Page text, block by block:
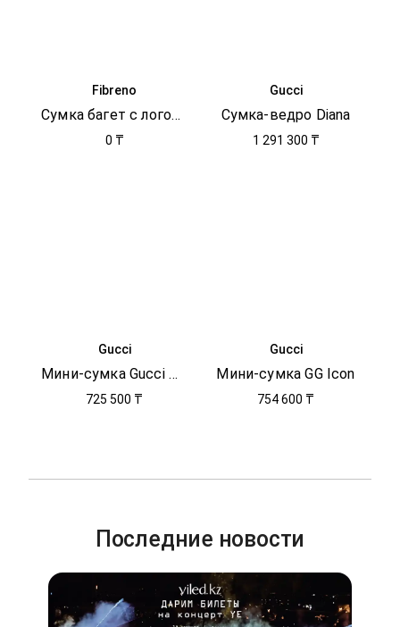
Fibreno
Сумка багет с логотипом
0 ₸
Gucci
Сумка-ведро Diana
1 291 300 ₸
Gucci
Мини-сумка Gucci Horsebit 1955
725 500 ₸
Gucci
Мини-сумка GG Icon
754 600 ₸
Последние новости